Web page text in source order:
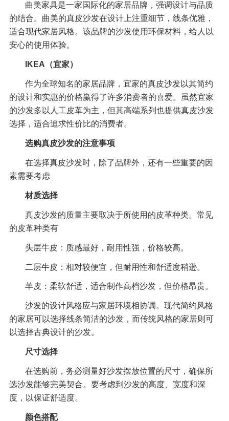
曲美家具是一家国际化的家居品牌，强调设计与品质
的结合。曲美的真皮沙发在设计上注重细节，线条优雅，
适合现代家居风格。该品牌的沙发使用环保材料，给人以
安心的使用体验。
IKEA（宜家）
作为全球知名的家居品牌，宜家的真皮沙发以其简约
的设计和实惠的价格赢得了许多消费者的喜爱。虽然宜家
的沙发多以人工皮革为主，但其高端系列也提供真皮沙发
选择，适合追求性价比的消费者。
选购真皮沙发的注意事项
在选择真皮沙发时，除了品牌外，还有一些重要的因
素需要考虑
材质选择
真皮沙发的质量主要取决于所使用的皮革种类。常见
的皮革种类有
头层牛皮：质感最好，耐用性强，价格较高。
二层牛皮：相对较便宜，但耐用性和舒适度稍逊。
羊皮：柔软舒适，适合制作高档沙发，但价格昂贵。
沙发的设计风格应与家居环境相协调。现代简约风格
的家居可以选择线条简洁的沙发，而传统风格的家居则可
以选择古典设计的沙发。
尺寸选择
在选购前，务必测量好沙发摆放位置的尺寸，确保所
选沙发能够完美契合。要考虑到沙发的高度、宽度和深
度，以保证舒适度。
颜色搭配